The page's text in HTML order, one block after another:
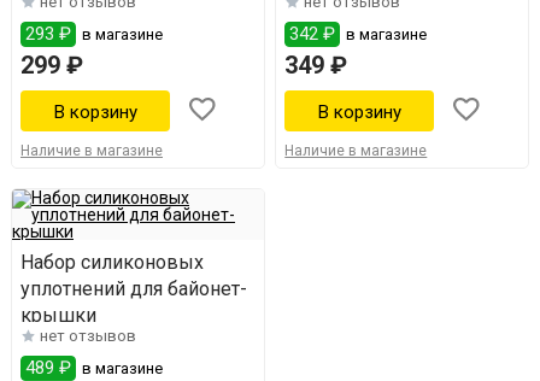
293 ₽ в магазине
299 ₽
Наличие в магазине
Wein 7
342 ₽ в магазине
349 ₽
Наличие в магазине
Набор силиконовых
уплотнений для байонет-
крышки
нет отзывов
489 ₽ в магазине